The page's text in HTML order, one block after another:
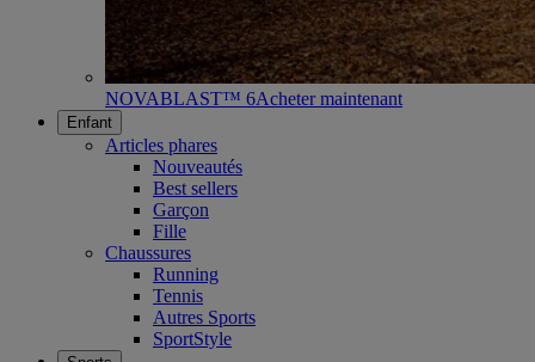
NOVABLAST™ 6Acheter maintenant
Enfant
Articles phares
Nouveautés
Best sellers
Garçon
Fille
Chaussures
Running
Tennis
Autres Sports
SportStyle